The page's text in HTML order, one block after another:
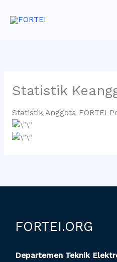
Statistik
Statistik Anggota FORTEI
FORTEI.ORG
Departemen Teknik